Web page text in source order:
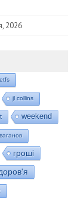
2026
etfs
jl collins
weekend
гроші